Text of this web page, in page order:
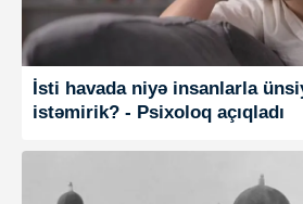
İsti havada niyə insanlarla
istəmirik? - Psixoloq açıqladı